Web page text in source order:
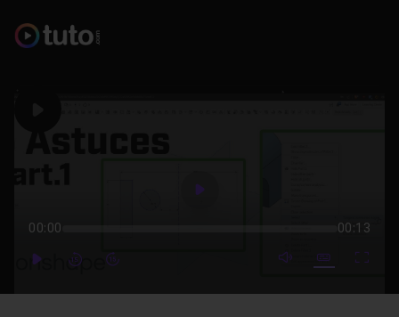
Play
00:00 00:13
PlayForwardForward mute video
Subtitles